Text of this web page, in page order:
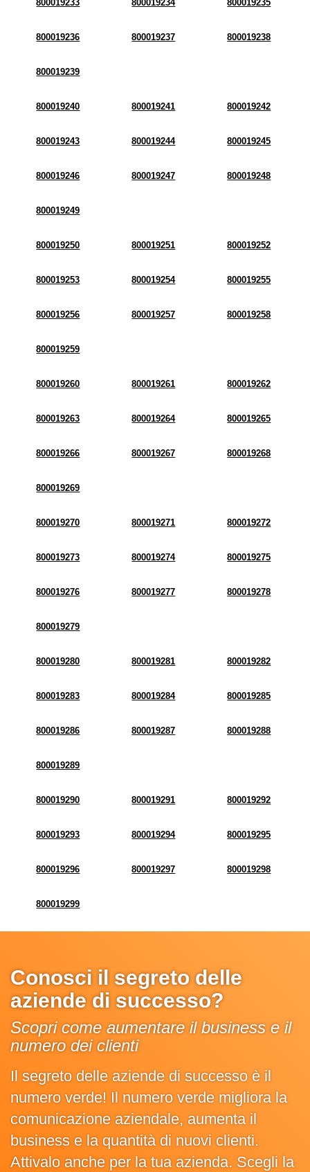
800019233 800019234 800019235
800019236 800019237 800019238
800019239
800019240 800019241 800019242
800019243 800019244 800019245
800019246 800019247 800019248
800019249
800019250 800019251 800019252
800019253 800019254 800019255
800019256 800019257 800019258
800019259
800019260 800019261 800019262
800019263 800019264 800019265
800019266 800019267 800019268
800019269
800019270 800019271 800019272
800019273 800019274 800019275
800019276 800019277 800019278
800019279
800019280 800019281 800019282
800019283 800019284 800019285
800019286 800019287 800019288
800019289
800019290 800019291 800019292
800019293 800019294 800019295
800019296 800019297 800019298
800019299
Conosci il segreto delle
aziende di successo?
Scopri come aumentare il business e il
numero dei clienti
Il segreto delle aziende di successo è il
numero verde! Il numero verde migliora la
comunicazione aziendale, aumenta il
business e la quantità di nuovi clienti.
Attivalo anche per la tua azienda. Scegli la